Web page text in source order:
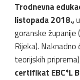
Trodnevna
listopada 2018.,
goranske
Rijeka).
teorijskih
certifikat EBC*L